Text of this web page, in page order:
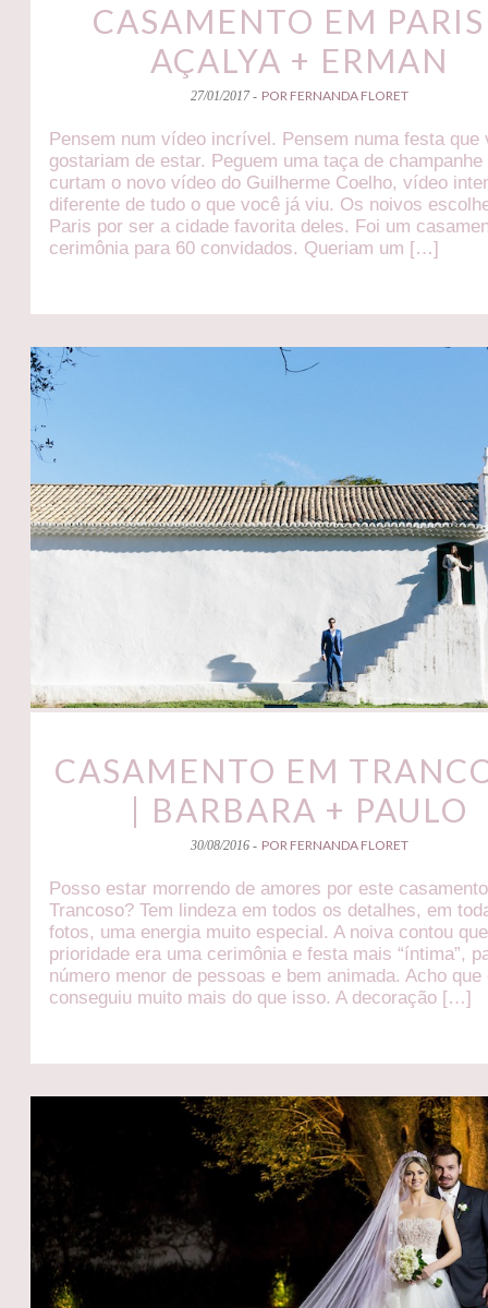
CASAMENTO EM
AÇALYA + ERMAN
27/01/2017 - POR FERNANDA FLORET
Pensem num vídeo incrível. Pensem numa festa que
gostariam de estar. Peguem uma taça de champanhe
curtam o novo vídeo do Guilherme Coelho, vídeo
diferente de tudo o que você já viu. Os noivos
Paris por ser a cidade favorita deles. Foi um
cerimônia para 60 convidados. Queriam um […]
CASAMENTO EM
| BARBARA + PAULO
30/08/2016 - POR FERNANDA FLORET
Posso estar morrendo de amores por este
Trancoso? Tem lindeza em todos os detalhes, em
fotos, uma energia muito especial. A noiva contou
prioridade era uma cerimônia e festa mais “íntima”,
número menor de pessoas e bem animada. Acho que
conseguiu muito mais do que isso. A decoração […]